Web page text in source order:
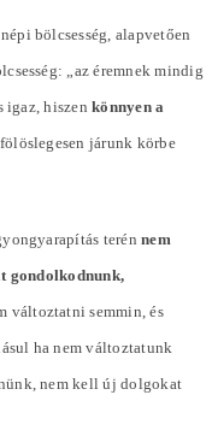
bölcsesség, alapvetően
„az éremnek mindig
igaz, hiszenkönnyen a
fölöslegesen járunk körbe
terénnem
gondolkodnunk,
változtatni semmin, és
ha nem változtatunk
nem kell új dolgokat